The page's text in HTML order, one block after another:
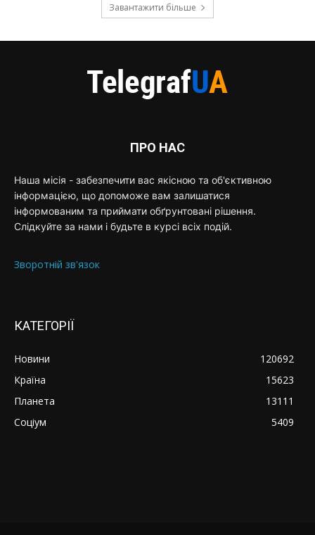
Завантажити більше
ПРО НАС
Наша місія - забезпечити вас якісною та об'єктивною
інформацією, що допоможе вам залишатися
інформованим та приймати обґрунтовані рішення.
Слідкуйте за нами і будьте в курсі всіх подій.
Зворотній зв'язок
КАТЕГОРІЇ
Новини
120692
Країна
15623
Планета
13111
Соціум
5409